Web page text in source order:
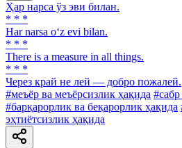
Ҳар нарса ўз эви билан.
* * *
Har narsa o‘z evi bilan.
* * *
There is a measure in all things.
* * *
Через край не лей — добро пожалей.
#меъёр ва меъёрсизлик ҳақида
#барқарорлик ва беқарорлик ҳақида
эҳтиётсизлик ҳақида